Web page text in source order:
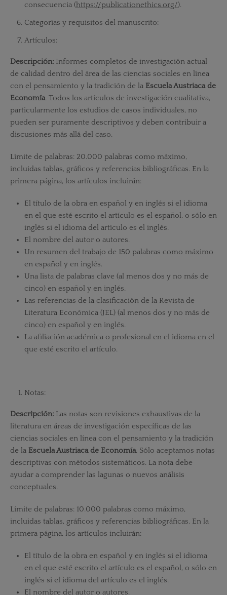
consecuencia (https://publicationethics.org/).
Categorías y requisitos del manuscrito:
Artículos:
Descripción:Informes completos de investigación actual
de calidad dentro del área de las ciencias sociales en línea
con el pensamiento y la tradición de la Escuela Austriaca de
Economía. Todos los artículos de investigación cualitativa,
particularmente los estudios de casos individuales, no
pueden ser puramente descriptivos y deben contribuir a
discusiones más allá del caso.
Límite de palabras: 20.000 palabras como máximo,
incluidas tablas, gráficos y referencias bibliográficas. En la
primera página, los artículos incluirán:
El título de la obra en español y en inglés si el idioma
en el que esté escrito el artículo es el español, o sólo en
inglés si el idioma del artículo es el inglés.
El nombre del autor o autores.
Un resumen del trabajo de 150 palabras como máximo
en español y en inglés.
Una lista de palabras clave (al menos dos y no más de
cinco) en español y en inglés.
Las referencias de la clasificación de la Revista de
Literatura Económica (JEL) (al menos dos y no más de
cinco) en español y en inglés.
La afiliación académica o profesional en el idioma en el
que esté escrito el artículo.
Notas:
Descripción:Las notas son revisiones exhaustivas de la
literatura en áreas de investigación específicas de las
ciencias sociales en línea con el pensamiento y la tradición
de la Escuela Austriaca de Economía. Sólo aceptamos notas
descriptivas con métodos sistemáticos. La nota debe
ayudar a comprender las lagunas o nuevos análisis
conceptuales.
Límite de palabras: 10.000 palabras como máximo,
incluidas tablas, gráficos y referencias bibliográficas. En la
primera página, los artículos incluirán:
El título de la obra en español y en inglés si el idioma
en el que esté escrito el artículo es el español, o sólo en
inglés si el idioma del artículo es el inglés.
El nombre del autor o autores.